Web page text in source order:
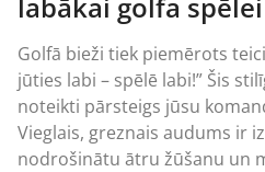
Golfā bieži tiek piemērots
jūties labi – spēlē labi!” Šis
noteikti pārsteigs jūsu
Vieglais, greznais audums ir
nodrošinātu ātru žūšanu un